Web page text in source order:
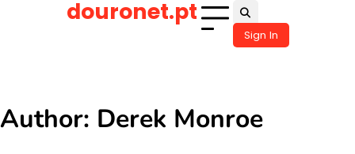
douronet.pt
Sign In
Author: Derek Monroe